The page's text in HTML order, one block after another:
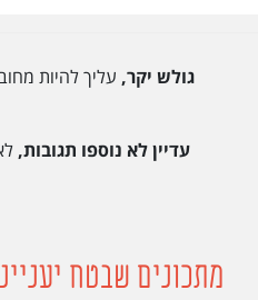
גולש יקר, עליך להיות
עדיין לא נוספו תגובות,
מתכונים שבטח